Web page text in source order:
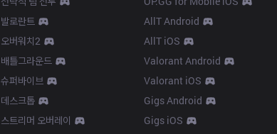
발로란트
오버워치2
배틀그라운드
슈퍼바이브
데스크톱
스트리머 오버레이
AllT Android
AllT iOS
Valorant Android
Valorant iOS
Gigs Android
Gigs iOS